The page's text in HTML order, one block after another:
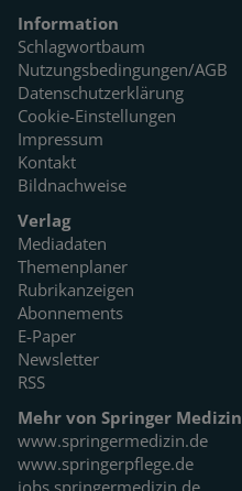
Information
Schlagwortbaum
Nutzungsbedingungen/AGB
Datenschutzerklärung
Cookie-Einstellungen
Impressum
Kontakt
Bildnachweise
Verlag
Mediadaten
Themenplaner
Rubrikanzeigen
Abonnements
E-Paper
Newsletter
RSS
Mehr von Springer Medizin
www.springermedizin.de
www.springerpflege.de
jobs.springermedizin.de